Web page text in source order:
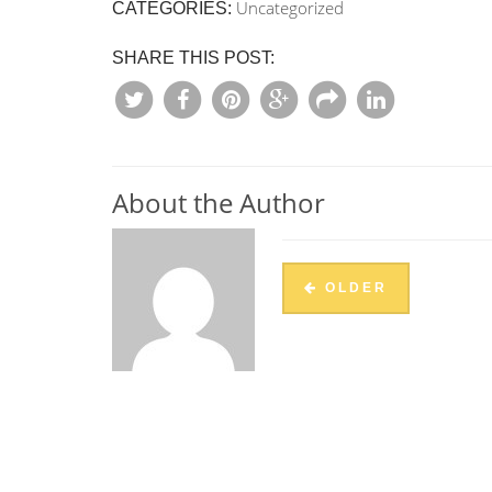
CATEGORIES: Uncategorized
SHARE THIS POST:
About the Author
OLDER